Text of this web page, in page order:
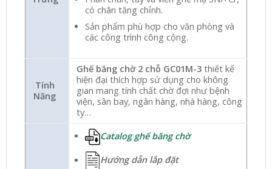
có chân tăng chỉnh.
Sản phẩm phù hợp cho văn phòng và
các công trình công cộng.
Tính
Năng
Ghế băng chờ 2 chỗ GC01M-3 thiết kế
hiện đại thích hợp sử dụng cho không
gian mang tính chất chờ đợi như bệnh
viện, sân bay, ngân hàng, nhà hàng, công
ty…
Catalog ghế băng chờ
Hướng dẫn lắp đặt